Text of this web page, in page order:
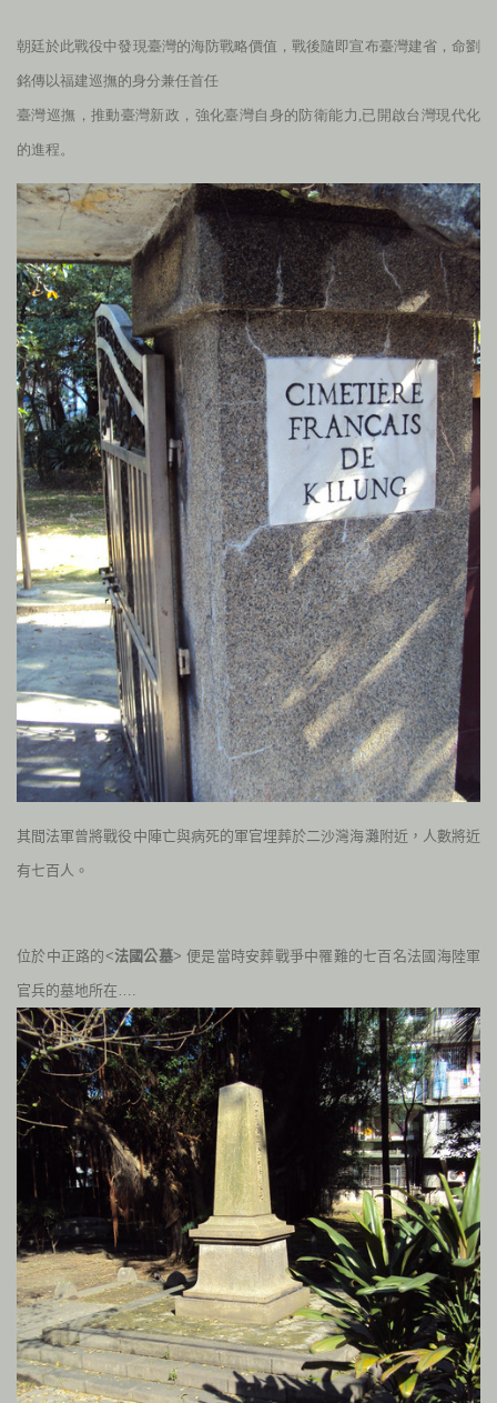
朝廷於此戰役中發現臺灣的海防戰略價值，戰後隨即宣布臺灣建省，命劉
銘傳以福建巡撫的身分兼任首任
臺灣巡撫，推動臺灣新政，強化臺灣自身的防衛能力,已開啟台灣現代化
的進程。
其間法軍曾將戰役中陣亡與病死的軍官埋葬於二沙灣海灘附近，人數將近
有七百人。
位於中正路的<法國公墓> 便是當時安葬戰爭中罹難的七百名法國海陸軍
官兵的墓地所在….